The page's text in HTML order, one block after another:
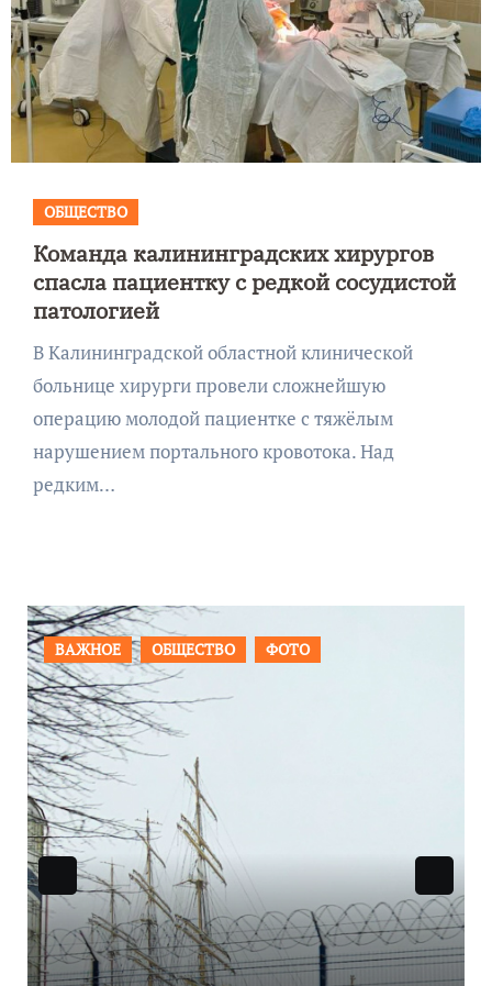
ОБЩЕСТВО
Команда калининградских хирургов
спасла пациентку с редкой сосудистой
патологией
В Калининградской областной клинической
больнице хирурги провели сложнейшую
операцию молодой пациентке с тяжёлым
нарушением портального кровотока. Над
редким…
ФОТО ПРОИСШЕСТВИЯ